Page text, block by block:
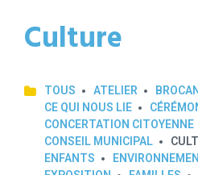
Culture
TOUS ATELIER
CE QUI NOUS LIE
CONCERTATION CITOYENNE
CONSEIL MUNICIPAL
ENFANTS